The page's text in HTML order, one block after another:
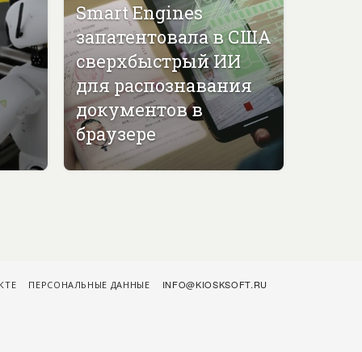
Smart Engines
запатентовала в США
сверхбыстрый ИИ
для распознавания
документов в
браузере
ПЕРСОНАЛЬНЫЕ ДАННЫЕ INFO@KIOSKSOFT.RU